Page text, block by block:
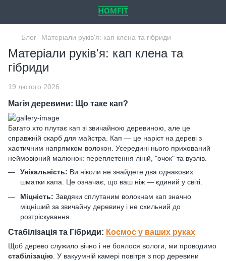
Блог Матеріали руків'я: кап клена та гібриди
Матеріали руків'я: кап клена та
гібриди
19 лютого 2026
Магія деревини: Що таке кап?
Багато хто плутає кап зі звичайною деревиною, але це
справжній скарб для майстра. Кап — це наріст на дереві з
хаотичним напрямком волокон. Усередині нього прихований
неймовірний малюнок: переплетення ліній, "очок" та вузлів.
Унікальність: Ви ніколи не знайдете два однакових
шматки капа. Це означає, що ваш ніж — єдиний у світі.
Міцність: Завдяки сплутаним волокнам кап значно
міцніший за звичайну деревину і не схильний до
розтріскування.
Стабілізація та Гібриди: Космос у ваших руках
Щоб дерево служило вічно і не боялося вологи, ми проводимо
стабілізацію. У вакуумній камері повітря з пор деревини